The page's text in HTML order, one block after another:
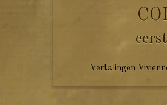
Vertalingen